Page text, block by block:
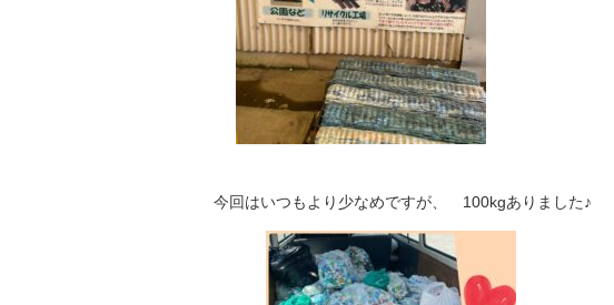
今回はいつもより少なめですが、 100kgありました♪